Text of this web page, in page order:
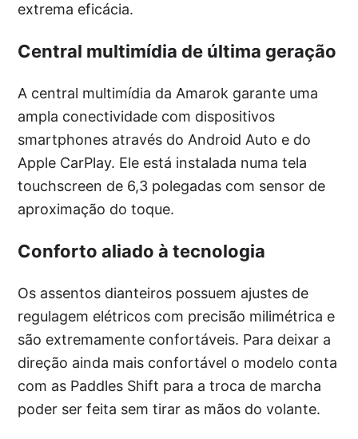
extrema eficácia.
Central multimídia de última geração
A central multimídia da Amarok garante uma
ampla conectividade com dispositivos
smartphones através do Android Auto e do
Apple CarPlay. Ele está instalada numa tela
touchscreen de 6,3 polegadas com sensor de
aproximação do toque.
Conforto aliado à tecnologia
Os assentos dianteiros possuem ajustes de
regulagem elétricos com precisão milimétrica e
são extremamente confortáveis. Para deixar a
direção ainda mais confortável o modelo conta
com as Paddles Shift para a troca de marcha
poder ser feita sem tirar as mãos do volante.